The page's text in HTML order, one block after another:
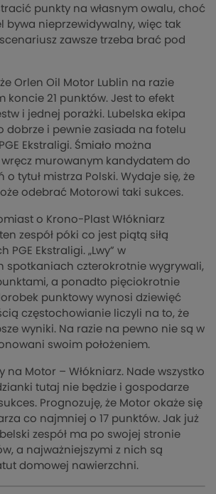
stracić punkty na własnym owalu, choć
bywa nieprzewidywalny, więc tak
zawsze trzeba brać pod
Orlen Oil Motor Lublin na razie
koncie 21 punktów. Jest to efekt
i jednej porażki. Lubelska ekipa
dobrze i pewnie zasiada na fotelu
Ekstraligi. Śmiało można
wręcz murowanym kandydatem do
tytuł mistrza Polski. Wydaje się, że
odebrać Motorowi taki sukces.
o Krono-Plast Włókniarz
zespół póki co jest piątą siłą
Ekstraligi. „Lwy” w
spotkaniach czterokrotnie wygrywali,
a ponadto pięciokrotnie
punktowy wynosi dziewięć
częstochowianie liczyli na to, że
wyniki. Na razie na pewno nie są w
swoim położeniem.
na Motor – Włókniarz. Nade wszystko
tutaj nie będzie i gospodarze
Prognozuję, że Motor okaże się
co najmniej o 17 punktów. Jak już
zespół ma po swojej stronie
a najważniejszymi z nich są
domowej nawierzchni.